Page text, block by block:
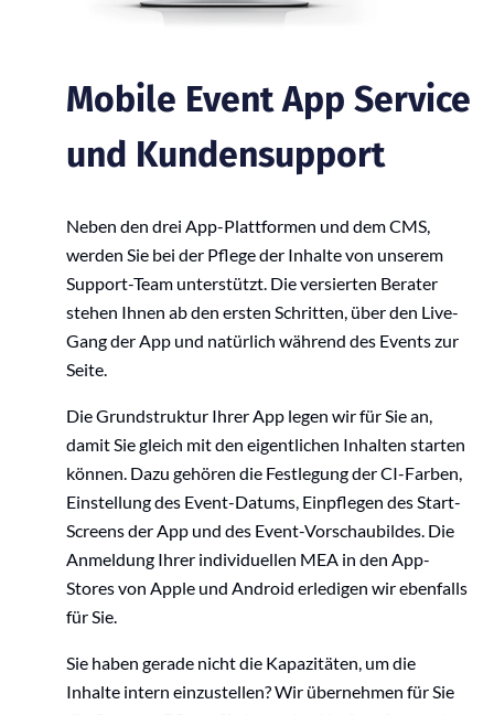
Mobile Event App Service
und Kundensupport
Neben den drei App-Plattformen und dem CMS,
werden Sie bei der Pflege der Inhalte von unserem
Support-Team unterstützt. Die versierten Berater
stehen Ihnen ab den ersten Schritten, über den Live-
Gang der App und natürlich während des Events zur
Seite.
Die Grundstruktur Ihrer App legen wir für Sie an,
damit Sie gleich mit den eigentlichen Inhalten starten
können. Dazu gehören die Festlegung der CI-Farben,
Einstellung des Event-Datums, Einpflegen des Start-
Screens der App und des Event-Vorschaubildes. Die
Anmeldung Ihrer individuellen MEA in den App-
Stores von Apple und Android erledigen wir ebenfalls
für Sie.
Sie haben gerade nicht die Kapazitäten, um die
Inhalte intern einzustellen? Wir übernehmen für Sie